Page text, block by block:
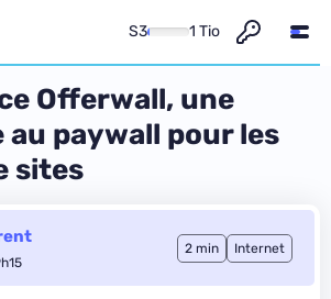
S3 1 Tio
Offerwall, une
paywall pour les
sites
2 min Internet